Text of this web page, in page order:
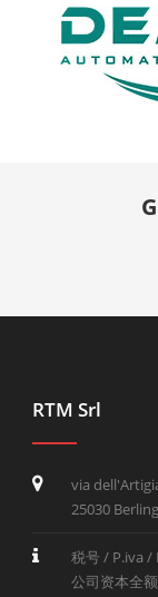
RTM Srl
via
25030
税号 / P.iva /
公司资本全